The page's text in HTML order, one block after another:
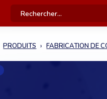
PRODUITS FABRICATION DE